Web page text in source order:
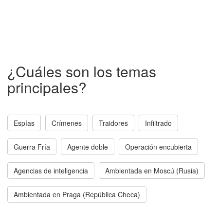
¿Cuáles son los temas
principales?
Espías Crímenes Traidores Infiltrado
Guerra Fría Agente doble Operación encubierta
Agencias de inteligencia Ambientada en Moscú (Rusia)
Ambientada en Praga (República Checa)